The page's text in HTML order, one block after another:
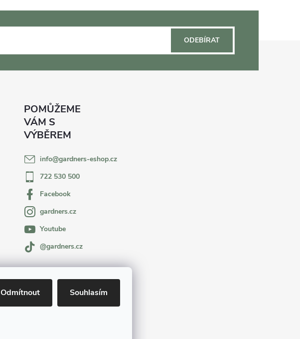
Odmítnout Souhlasím
ODEBÍRAT
info@gardners-eshop.cz
722 530 500
Facebook
gardners.cz
Youtube
@gardners.cz